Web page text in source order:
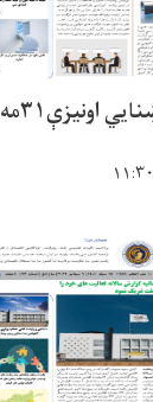
مالیي وزارت برېښنایي اونیزې۳۱مه